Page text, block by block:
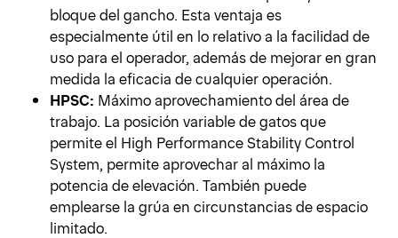
bloque del gancho. Esta ventaja es
especialmente útil en lo relativo a la facilidad de
uso para el operador, además de mejorar en gran
medida la eficacia de cualquier operación.
HPSC: Máximo aprovechamiento del área de
trabajo. La posición variable de gatos que
permite el High Performance Stability Control
System, permite aprovechar al máximo la
potencia de elevación. También puede
emplearse la grúa en circunstancias de espacio
limitado.